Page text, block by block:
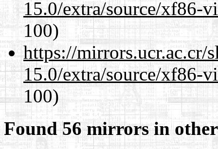
15.0/extra/source/xf86-
100)
https://mirrors.ucr.ac.cr/
15.0/extra/source/xf86-
100)
Found 56 mirrors in